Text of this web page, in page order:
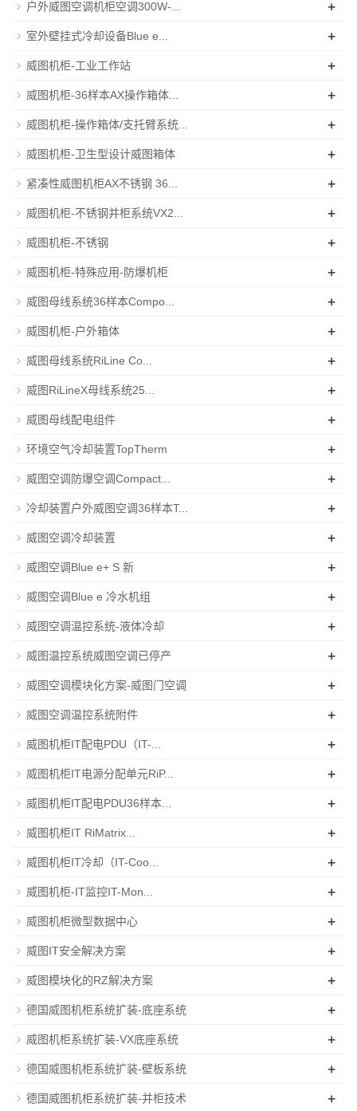
户外威图空调机柜空调300W-... +
室外壁挂式冷却设备Blue e... +
威图机柜-工业工作站 +
威图机柜-36样本AX操作箱体... +
威图机柜-操作箱体/支托臂系统... +
威图机柜-卫生型设计威图箱体 +
紧凑性威图机柜AX不锈钢 36... +
威图机柜-不锈钢并柜系统VX2... +
威图机柜-不锈钢 +
威图机柜-特殊应用-防爆机柜 +
威图母线系统36样本Compo... +
威图机柜-户外箱体 +
威图母线系统RiLine Co... +
威图RiLineX母线系统25... +
威图母线配电组件 +
环境空气冷却装置TopTherm +
威图空调防爆空调Compact... +
冷却装置户外威图空调36样本T... +
威图空调冷却装置 +
威图空调Blue e+ S 新 +
威图空调Blue e 冷水机组 +
威图空调温控系统-液体冷却 +
威图温控系统威图空调已停产 +
威图空调模块化方案-威图门空调 +
威图空调温控系统附件 +
威图机柜IT配电PDU（IT-... +
威图机柜IT电源分配单元RiP... +
威图机柜IT配电PDU36样本... +
威图机柜IT RiMatrix... +
威图机柜IT冷却（IT-Coo... +
威图机柜-IT监控IT-Mon... +
威图机柜微型数据中心 +
威图IT安全解决方案 +
威图模块化的RZ解决方案 +
德国威图机柜系统扩装-底座系统 +
威图机柜系统扩装-VX底座系统 +
德国威图机柜系统扩装-壁板系统 +
德国威图机柜系统扩装-并柜技术 +